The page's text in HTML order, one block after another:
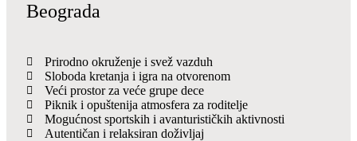
Beograda
Prirodno okruženje i svež vazduh
Sloboda kretanja i igra na otvorenom
Veći prostor za veće grupe dece
Piknik i opuštenija atmosfera za roditelje
Mogućnost sportskih i avanturističkih aktivnosti
Autentičan i relaksiran doživljaj